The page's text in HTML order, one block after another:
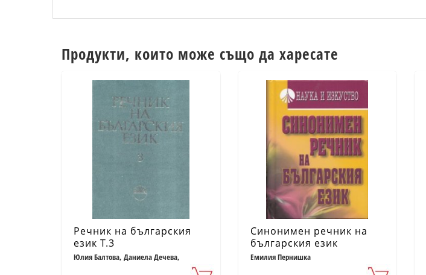
Продукти, които може също да харесате
Речник на българския
език Т.3
Юлия Балтова, Даниела Дечева,
Стефана Калдиева-Захариева, Лилия
Синонимен речник на
българския език
Емилия Пернишка